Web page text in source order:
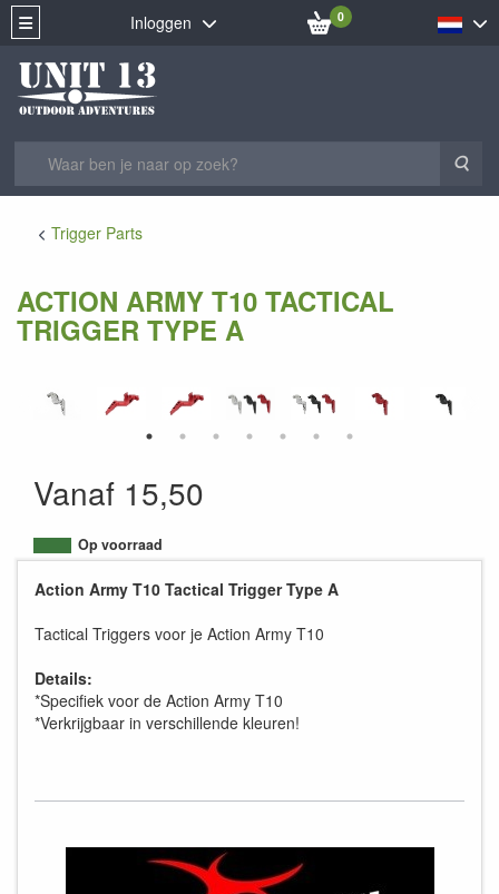
Inloggen 0
Trigger Parts
ACTION ARMY T10 TACTICAL
TRIGGER TYPE A
Vanaf 15,50
Op voorraad
Action Army T10 Tactical Trigger Type A
Tactical Triggers voor je Action Army T10
Details:
*Specifiek voor de Action Army T10
*Verkrijgbaar in verschillende kleuren!